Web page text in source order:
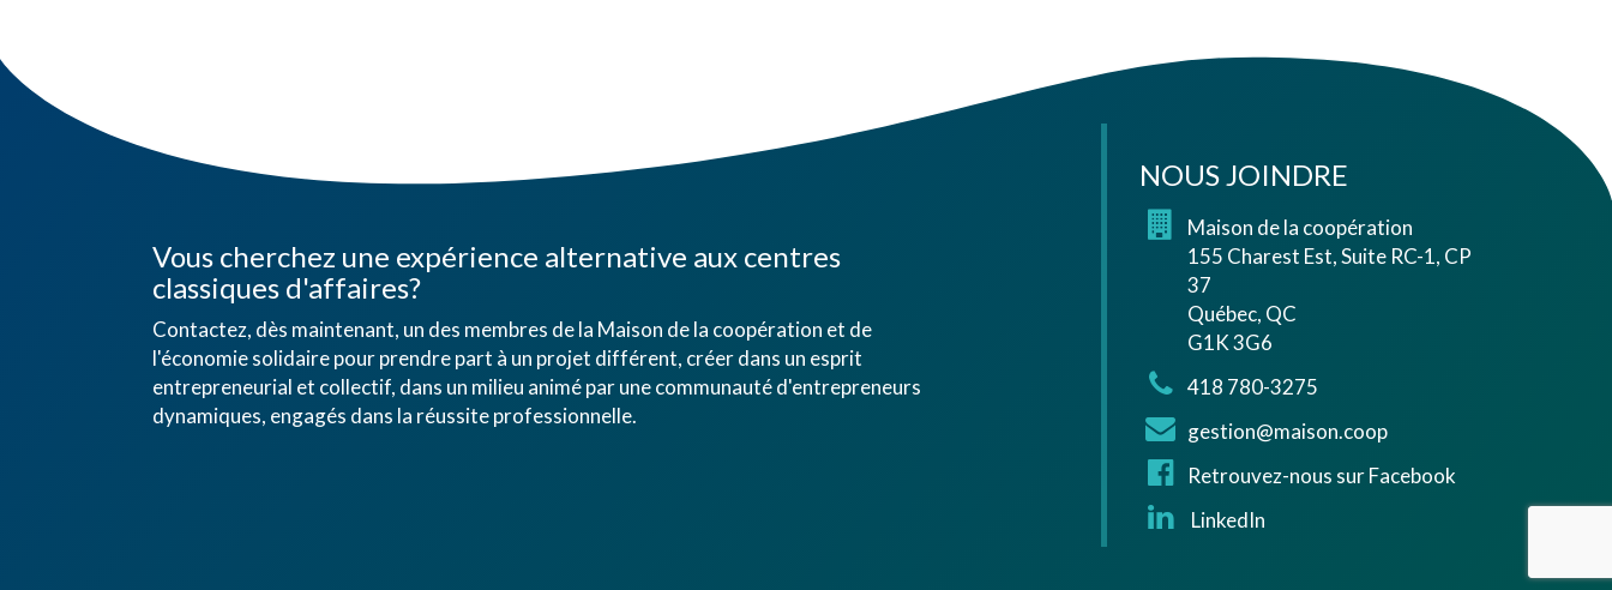
Vous cherchez une expérience alternative aux centres
classiques d'affaires?
Contactez, dès maintenant, un des membres de la Maison de la coopération et de
l'économie solidaire pour prendre part à un projet différent, créer dans un esprit
entrepreneurial et collectif, dans un milieu animé par une communauté d'entrepreneurs
dynamiques, engagés dans la réussite professionnelle.
NOUS JOINDRE
Maison de la coopération
155 Charest Est, Suite RC-1, CP
37
Québec, QC
G1K 3G6
418 780-3275
gestion@maison.coop
Retrouvez-nous sur Facebook
LinkedIn